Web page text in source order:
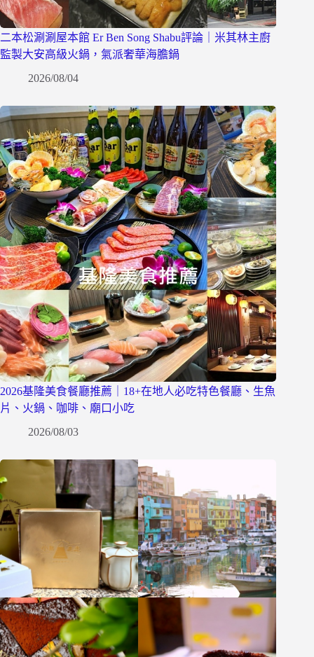
二本松涮涮屋本館 Er Ben Song Shabu評論｜米其林主廚
監製大安高級火鍋，氣派奢華海膽鍋
2026/08/04
2026基隆美食餐廳推薦｜18+在地人必吃特色餐廳、生魚
片、火鍋、咖啡、廟口小吃
2026/08/03